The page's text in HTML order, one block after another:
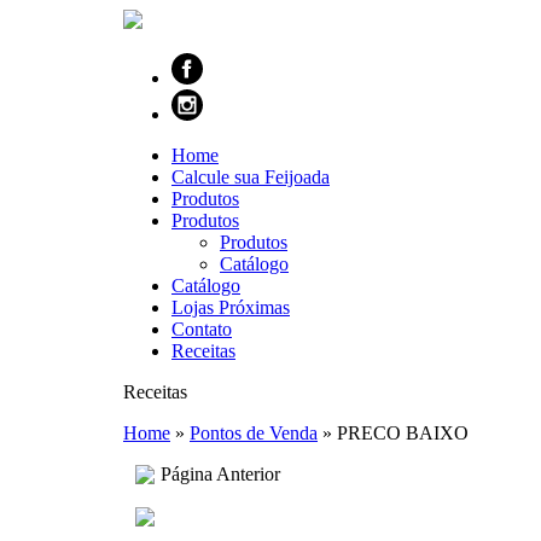
Home
Calcule sua Feijoada
Produtos
Produtos
Produtos
Catálogo
Catálogo
Lojas Próximas
Contato
Receitas
Receitas
Home » Pontos de Venda » PRECO BAIXO
Página Anterior